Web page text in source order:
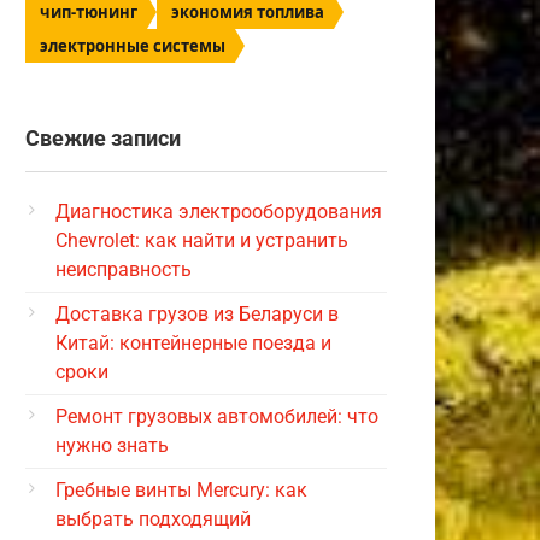
чип-тюнинг
экономия топлива
электронные системы
Свежие записи
Диагностика электрооборудования
Chevrolet: как найти и устранить
неисправность
Доставка грузов из Беларуси в
Китай: контейнерные поезда и
сроки
Ремонт грузовых автомобилей: что
нужно знать
Гребные винты Mercury: как
выбрать подходящий